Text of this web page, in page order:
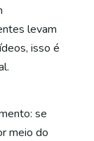
levam
isso é
se
meio do